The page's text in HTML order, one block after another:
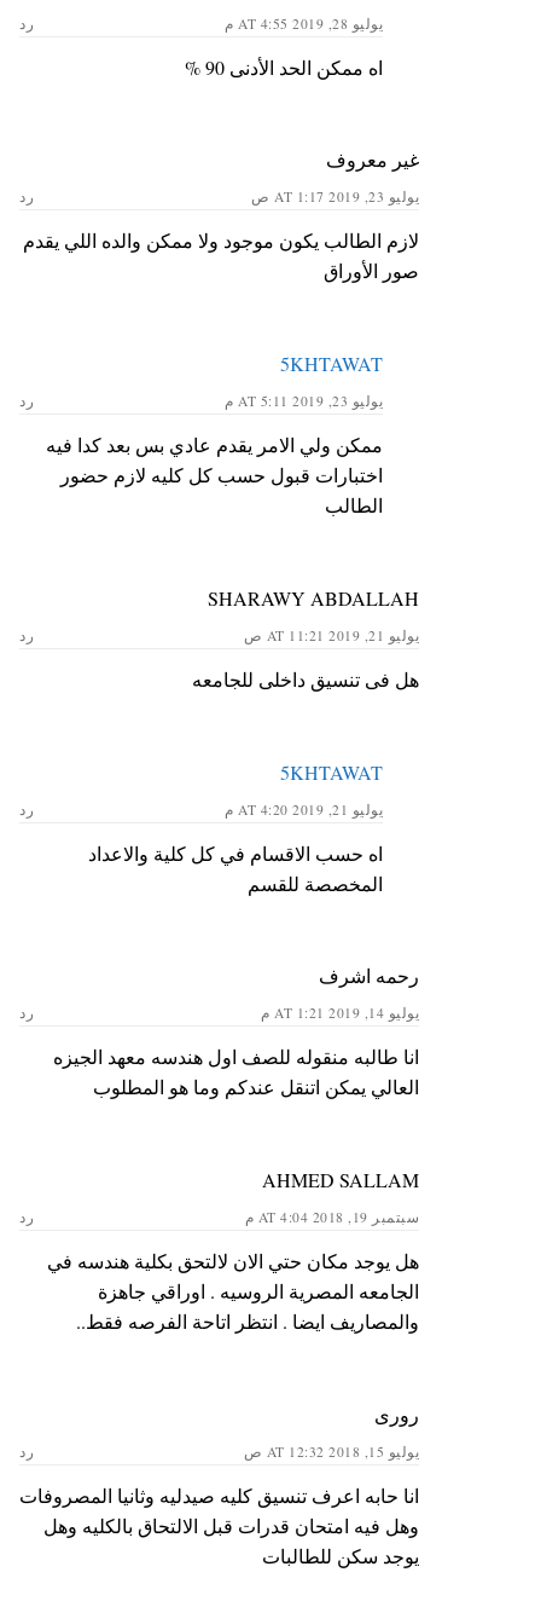
يوليو 28, 2019 AT 4:55 م رد
اه ممكن الحد الأدنى 90 %
غير معروف
يوليو 23, 2019 AT 1:17 ص رد
لازم الطالب يكون موجود ولا ممكن والده اللي يقدم
صور الأوراق
5KHTAWAT
يوليو 23, 2019 AT 5:11 م رد
ممكن ولي الامر يقدم عادي بس بعد كدا فيه
اختبارات قبول حسب كل كليه لازم حضور
الطالب
SHARAWY ABDALLAH
يوليو 21, 2019 AT 11:21 ص رد
هل فى تنسيق داخلى للجامعه
5KHTAWAT
يوليو 21, 2019 AT 4:20 م رد
اه حسب الاقسام في كل كلية والاعداد
المخصصة للقسم
رحمه اشرف
يوليو 14, 2019 AT 1:21 م رد
انا طالبه منقوله للصف اول هندسه معهد الجيزه
العالي يمكن اتنقل عندكم وما هو المطلوب
AHMED SALLAM
سبتمبر 19, 2018 AT 4:04 م رد
هل يوجد مكان حتي الان لالتحق بكلية هندسه في
الجامعه المصرية الروسيه . اوراقي جاهزة
والمصاريف ايضا . انتظر اتاحة الفرصه فقط..
رورى
يوليو 15, 2018 AT 12:32 ص رد
انا حابه اعرف تنسيق كليه صيدليه وثانيا المصروفات
وهل فيه امتحان قدرات قبل الالتحاق بالكليه وهل
يوجد سكن للطالبات